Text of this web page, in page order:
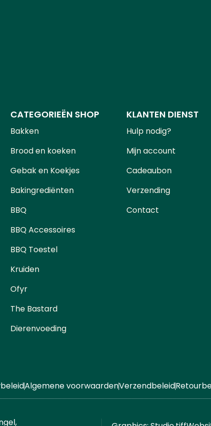
CATEGORIEËN SHOP
Bakken
Brood en koeken
Gebak en Koekjes
Bakingrediënten
BBQ
BBQ Accessoires
BBQ Toestel
Kruiden
Ofyr
The Bastard
Dierenvoeding
KLANTEN DIENST
Hulp nodig?
Mijn account
Cadeaubon
Verzending
Contact
Algemene voorwaardenVerzendbeleid